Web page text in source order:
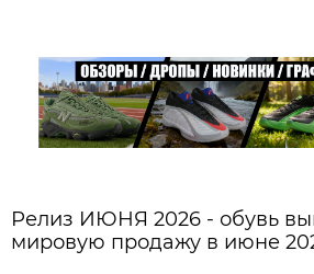
Релиз ИЮНЯ 2026 - обувь
мировую продажу в июне